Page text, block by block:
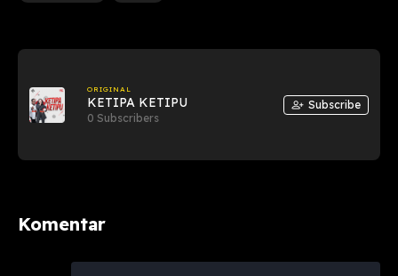
ORIGINAL
KETIPA KETIPU
0 Subscribers
Subscribe
Komentar